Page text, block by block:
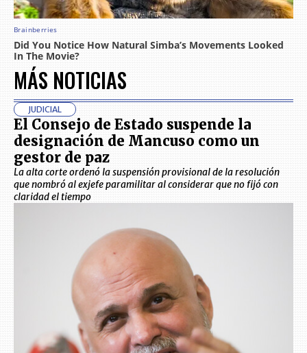
MÁS NOTICIAS
JUDICIAL
El Consejo de Estado suspende la
designación de Mancuso como un
gestor de paz
La alta corte ordenó la suspensión provisional de la resolución
que nombró al exjefe paramilitar al considerar que no fijó con
claridad el tiempo